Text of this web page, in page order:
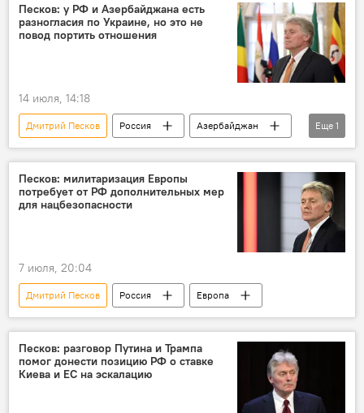
Песков: у РФ и Азербайджана есть
разногласия по Украине, но это не
повод портить отношения
14 июля, 14:18
Дмитрий Песков Россия
Азербайджан
Ильхам Алиев
Еще 1
Песков: милитаризация Европы
потребует от РФ дополнительных мер
для нацбезопасности
7 июля, 20:04
Дмитрий Песков Россия Европа
Песков: разговор Путина и Трампа
помог донести позицию РФ о ставке
Киева и ЕС на эскалацию